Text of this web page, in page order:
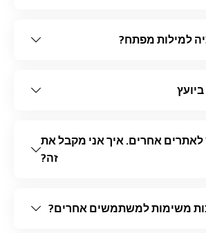
למילות מפתח?
לאתרים אחרים. איך אני מקבל את
זה?
משימות למשתמשים אחרים?